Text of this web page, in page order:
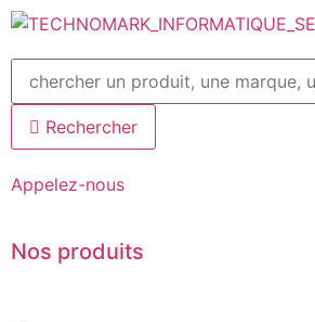
Aller
contenu
Rechercher
Appelez-nous
Nos produits